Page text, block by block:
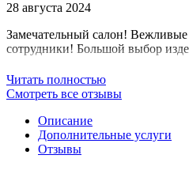
28 августа 2024
Замечательный салон!
сотрудники! Большой выбор
Читать полностью
Смотреть все отзывы
Описание
Дополнительные услуги
Отзывы